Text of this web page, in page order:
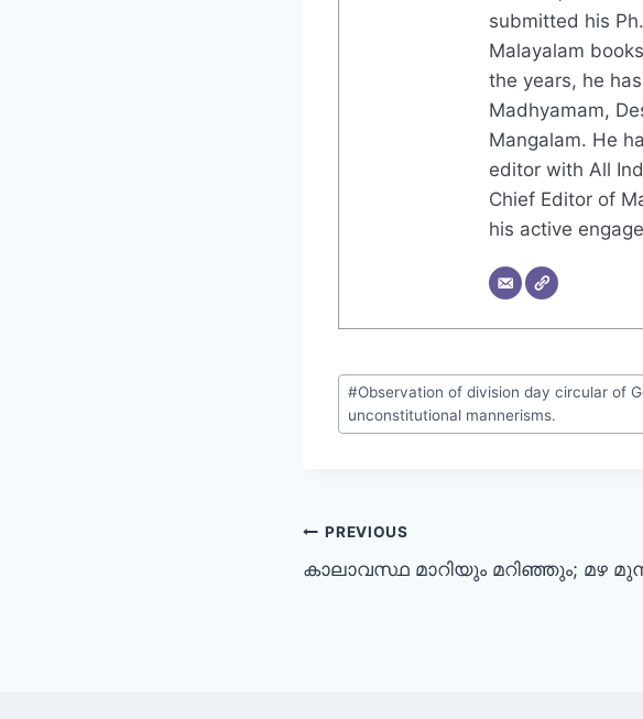
submitted his
Malayalam
the years, he
Madhyamam,
Mangalam. He
editor with All
Chief Editor of
his active
#Observation of division day circular of
unconstitutional mannerisms.
PREVIOUS
കാലാവസ്ഥ മാറിയും മറിഞ്ഞും; മഴ